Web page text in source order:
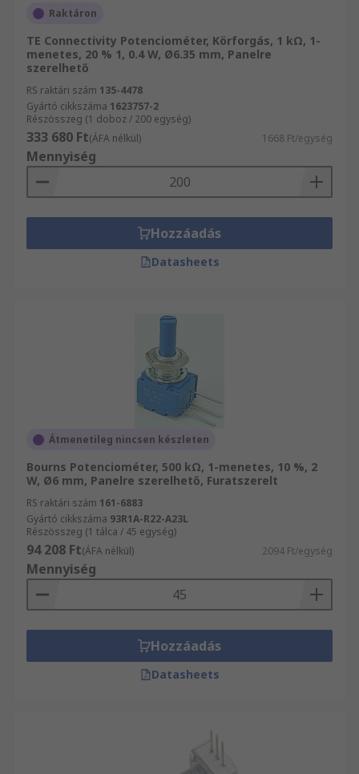
Raktáron
TE Connectivity Potenciométer, Körforgás, 1 kΩ, 1-
menetes, 20 % 1, 0.4 W, Ø6.35 mm, Panelre
szerelhető
RS raktári szám 135-4478
Gyártó cikkszáma 1623757-2
Részösszeg (1 doboz / 200 egység)
333 680 Ft(ÁFA nélkül) 1668 Ft/egység
Mennyiség
Hozzáadás
Datasheets
Átmenetileg nincsen készleten
Bourns Potenciométer, 500 kΩ, 1-menetes, 10 %, 2
W, Ø6 mm, Panelre szerelhető, Furatszerelt
RS raktári szám 161-6883
Gyártó cikkszáma 93R1A-R22-A23L
Részösszeg (1 tálca / 45 egység)
94 208 Ft(ÁFA nélkül) 2094 Ft/egység
Mennyiség
Hozzáadás
Datasheets